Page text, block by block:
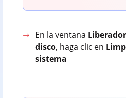
En la ventana
disco, haga clic en
sistema